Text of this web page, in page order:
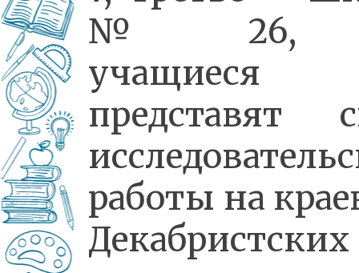
№ 26,
учащиеся
представят
работы на
Декабристских